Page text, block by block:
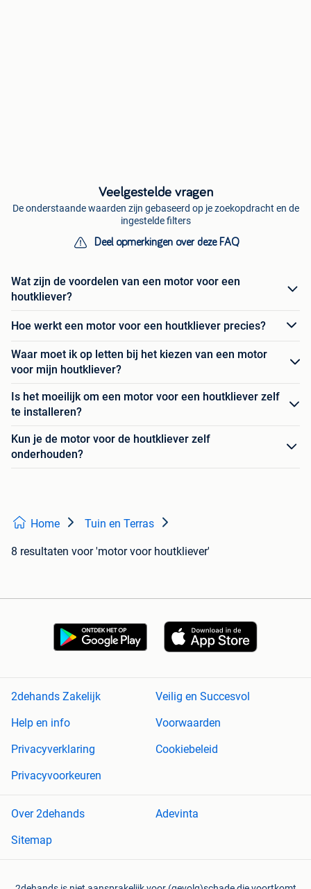
Veelgestelde vragen
De onderstaande waarden zijn gebaseerd op je zoekopdracht en de
ingestelde filters
Deel opmerkingen over deze FAQ
Wat zijn de voordelen van een motor voor een
houtkliever?
Hoe werkt een motor voor een houtkliever precies?
Waar moet ik op letten bij het kiezen van een motor
voor mijn houtkliever?
Is het moeilijk om een motor voor een houtkliever zelf
te installeren?
Kun je de motor voor de houtkliever zelf
onderhouden?
Home Tuin en Terras
8 resultaten voor 'motor voor houtkliever'
2dehands Zakelijk
Veilig en Succesvol
Help en info
Voorwaarden
Privacyverklaring
Cookiebeleid
Privacyvoorkeuren
Over 2dehands
Adevinta
Sitemap